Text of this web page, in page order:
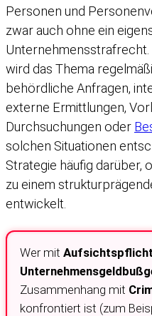
Personen und
zwar auch ohne ein
wird das Thema
behördliche Anfragen,
externe Ermittlungen,
Durchsuchungen oder
solchen Situationen
Strategie häufig darüber,
zu einem
entwickelt.
Wer mit
Zusammenhang mit
konfrontiert ist (zum